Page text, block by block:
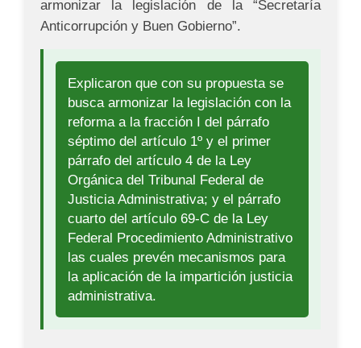
armonizar la legislación de la “Secretaría
Anticorrupción y Buen Gobierno”.
Explicaron que con su propuesta se
busca armonizar la legislación con la
reforma a la fracción I del párrafo
séptimo del artículo 1º y el primer
párrafo del artículo 4 de la Ley
Orgánica del Tribunal Federal de
Justicia Administrativa; y el párrafo
cuarto del artículo 69-C de la Ley
Federal Procedimiento Administrativo
las cuales prevén mecanismos para
la aplicación de la impartición justicia
administrativa.